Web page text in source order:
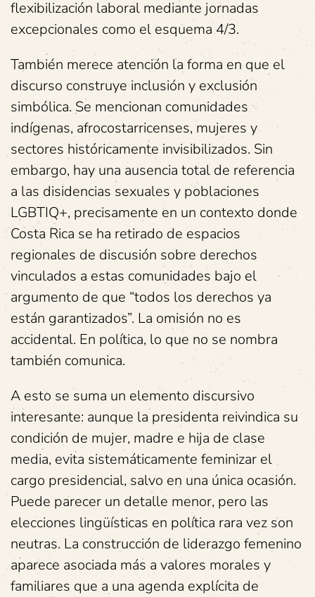
flexibilización laboral mediante jornadas
excepcionales como el esquema 4/3.
También merece atención la forma en que el
discurso construye inclusión y exclusión
simbólica. Se mencionan comunidades
indígenas, afrocostarricenses, mujeres y
sectores históricamente invisibilizados. Sin
embargo, hay una ausencia total de referencia
a las disidencias sexuales y poblaciones
LGBTIQ+, precisamente en un contexto donde
Costa Rica se ha retirado de espacios
regionales de discusión sobre derechos
vinculados a estas comunidades bajo el
argumento de que “todos los derechos ya
están garantizados”. La omisión no es
accidental. En política, lo que no se nombra
también comunica.
A esto se suma un elemento discursivo
interesante: aunque la presidenta reivindica su
condición de mujer, madre e hija de clase
media, evita sistemáticamente feminizar el
cargo presidencial, salvo en una única ocasión.
Puede parecer un detalle menor, pero las
elecciones lingüísticas en política rara vez son
neutras. La construcción de liderazgo femenino
aparece asociada más a valores morales y
familiares que a una agenda explícita de